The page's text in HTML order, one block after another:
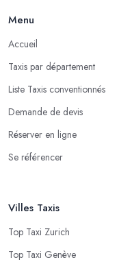
Menu
Accueil
Taxis par département
Liste Taxis conventionnés
Demande de devis
Réserver en ligne
Se référencer
Villes Taxis
Top Taxi Zurich
Top Taxi Genève